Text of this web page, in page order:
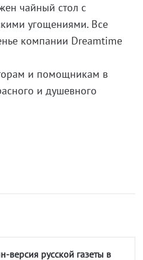
чайный стол с
угощениями. Все
компании Dreamtime
и помощникам в
и душевного
версия русской газеты в